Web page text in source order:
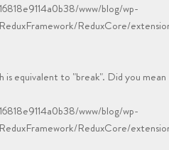
www/blog/wp-
ReduxCore/
equivalent to "break". Did you mean
www/blog/wp-
ReduxCore/